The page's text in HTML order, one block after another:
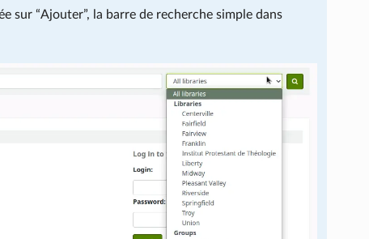
sur “Ajouter”, la barre de recherche simple dans